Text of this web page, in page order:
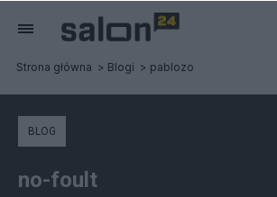
Strona główna Blogi pablozo
BLOG
no-foult